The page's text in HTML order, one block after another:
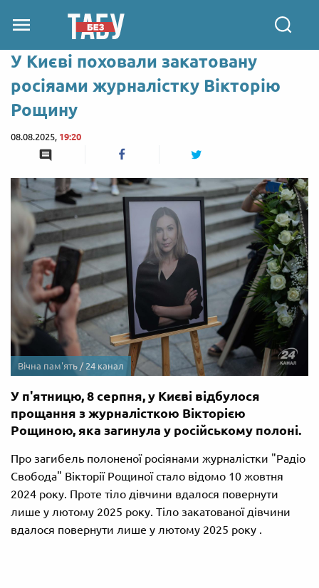
У Києві поховали закатовану
росіяами журналістку Вікторію
Рощину
08.08.2025, 19:20
Вічна пам'ять / 24 канал
У п'ятницю, 8 серпня, у Києві відбулося
прощання з журналісткою Вікторією
Рощиною, яка загинула у російському полоні.
Про загибель полоненої росіянами журналістки "Радіо
Свобода" Вікторії Рощиної стало відомо 10 жовтня
2024 року. Проте тіло дівчини вдалося повернути
лише у лютому 2025 року. Тіло закатованої дівчини
вдалося повернути лише у лютому 2025 року .